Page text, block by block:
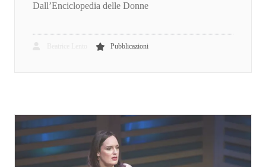
Dall’Enciclopedia delle Donne
Pubblicazioni